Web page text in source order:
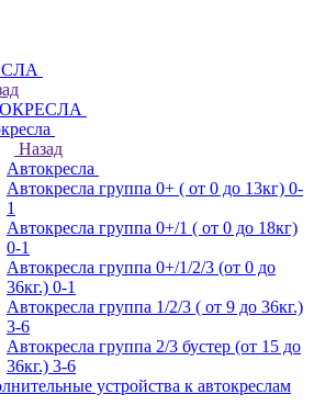
Назад
Автокресла
Автокресла группа 0+ ( от 0 до 13кг) 0-
1
Автокресла группа 0+/1 ( от 0 до 18кг)
0-1
Автокресла группа 0+/1/2/3 (от 0 до
36кг.) 0-1
Автокресла группа 1/2/3 ( от 9 до 36кг.)
3-6
Автокресла группа 2/3 бустер (от 15 до
36кг.) 3-6
устройства к автокреслам